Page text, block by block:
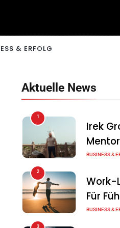
& ERFOLG
Aktuelle News
1
Irek
BUSINESS &
2
Work-
Für
Illusion
BUSINESS &
3